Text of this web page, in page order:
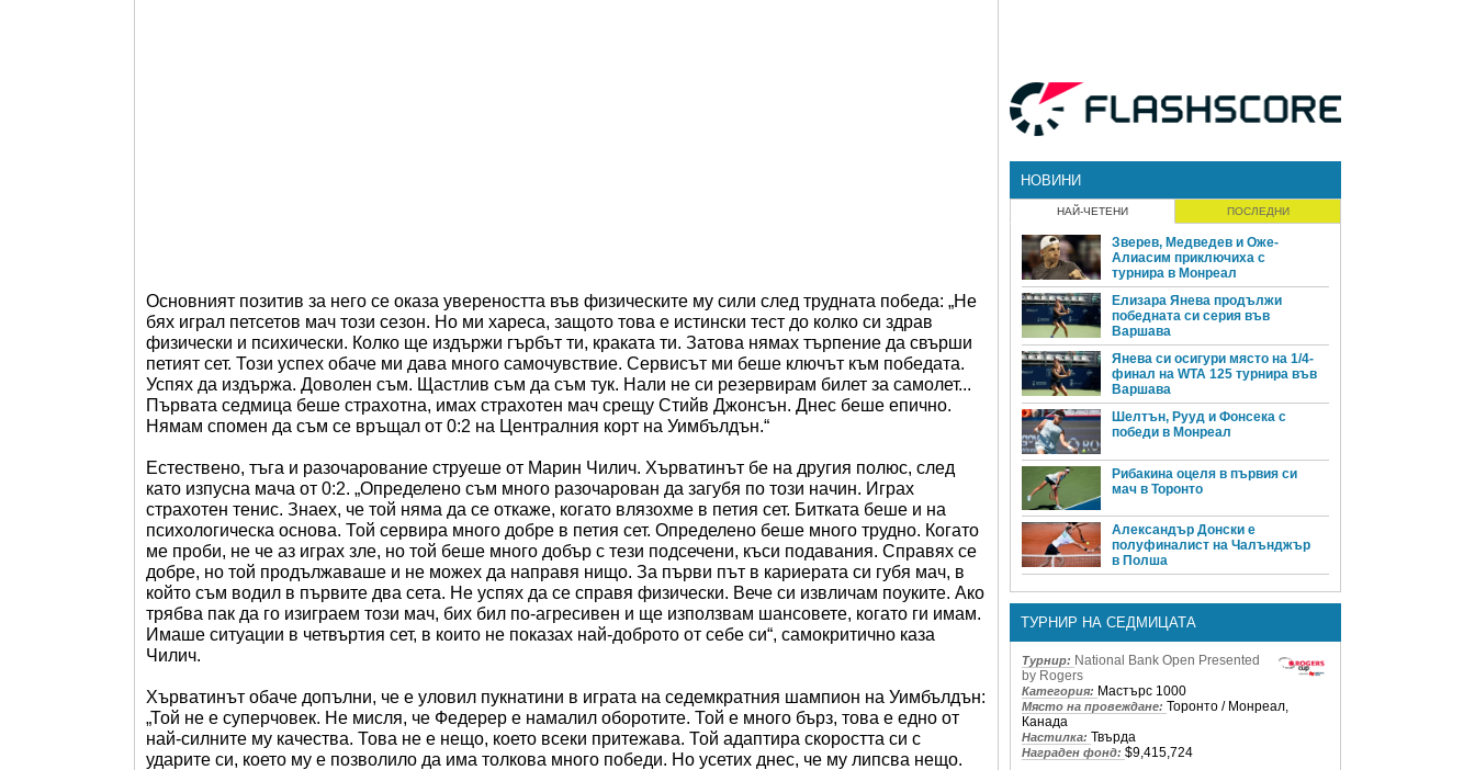
Основният позитив за него се оказа увереността във физическите му сили след трудната победа: „Не
бях играл петсетов мач този сезон. Но ми хареса, защото това е истински тест до колко си здрав
физически и психически. Колко ще издържи гърбът ти, краката ти. Затова нямах търпение да свърши
петият сет. Този успех обаче ми дава много самочувствие. Сервисът ми беше ключът към победата.
Успях да издържа. Доволен съм. Щастлив съм да съм тук. Нали не си резервирам билет за самолет...
Първата седмица беше страхотна, имах страхотен мач срещу Стийв Джонсън. Днес беше епично.
Нямам спомен да съм се връщал от 0:2 на Централния корт на Уимбълдън.“
Естествено, тъга и разочарование струеше от Марин Чилич. Хърватинът бе на другия полюс, след
като изпусна мача от 0:2. „Определено съм много разочарован да загубя по този начин. Играх
страхотен тенис. Знаех, че той няма да се откаже, когато влязохме в петия сет. Битката беше и на
психологическа основа. Той сервира много добре в петия сет. Определено беше много трудно. Когато
ме проби, не че аз играх зле, но той беше много добър с тези подсечени, къси подавания. Справях се
добре, но той продължаваше и не можех да направя нищо. За първи път в кариерата си губя мач, в
който съм водил в първите два сета. Не успях да се справя физически. Вече си извличам поуките. Ако
трябва пак да го изиграем този мач, бих бил по-агресивен и ще използвам шансовете, когато ги имам.
Имаше ситуации в четвъртия сет, в които не показах най-доброто от себе си“, самокритично каза
Чилич.
Хърватинът обаче допълни, че е уловил пукнатини в играта на седемкратния шампион на Уимбълдън:
„Той не е суперчовек. Не мисля, че Федерер е намалил оборотите. Той е много бърз, това е едно от
най-силните му качества. Това не е нещо, което всеки притежава. Той адаптира скоростта си с
ударите си, което му е позволило да има толкова много победи. Но усетих днес, че му липсва нещо.
НОВИНИ
НАЙ-ЧЕТЕНИ ПОСЛЕДНИ
Зверев, Медведев и Оже-
Алиасим приключиха с
турнира в Монреал
Елизара Янева продължи
победната си серия във
Варшава
Янева си осигури място на 1/4-
финал на WTA 125 турнира във
Варшава
Шелтън, Рууд и Фонсека с
победи в Монреал
Рибакина оцеля в първия си
мач в Торонто
Александър Донски е
полуфиналист на Чалънджър
в Полша
ТУРНИР НА СЕДМИЦАТА
Турнир: National Bank Open Presented
by Rogers
Категория: Мастърс 1000
Място на провеждане: Торонто / Монреал,
Канада
Настилка: Твърда
Награден фонд: $9,415,724